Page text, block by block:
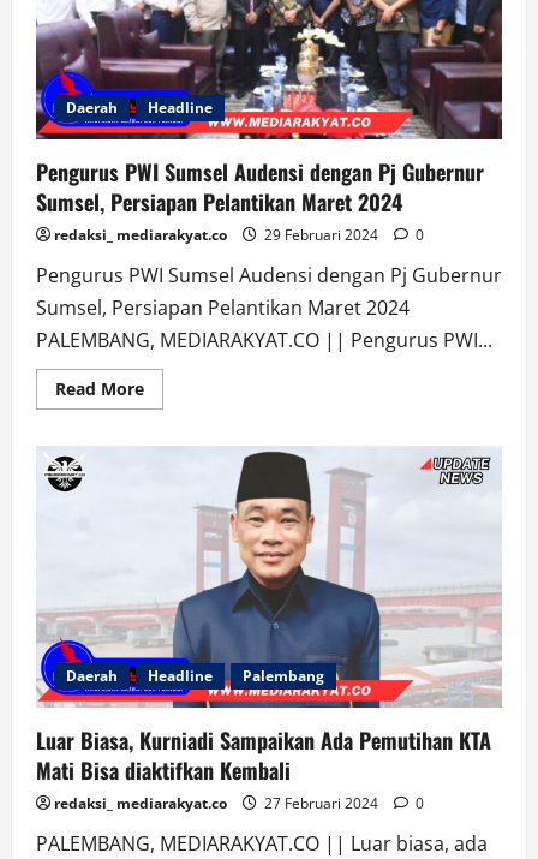
Daerah Headline
Pengurus PWI Sumsel Audensi dengan Pj Gubernur
Sumsel, Persiapan Pelantikan Maret 2024
redaksi_ mediarakyat.co 29 Februari 2024 0
Pengurus PWI Sumsel Audensi dengan Pj Gubernur
Sumsel, Persiapan Pelantikan Maret 2024
PALEMBANG, MEDIARAKYAT.CO || Pengurus PWI...
Read MoreRead
more
dengan
Gubernur
Sumsel,
Persiapan
Pelantikan
Maret
2024
Daerah Headline Palembang
Luar Biasa, Kurniadi Sampaikan Ada Pemutihan KTA
Mati Bisa diaktifkan Kembali
redaksi_ mediarakyat.co 27 Februari 2024 0
PALEMBANG, MEDIARAKYAT.CO || Luar biasa, ada